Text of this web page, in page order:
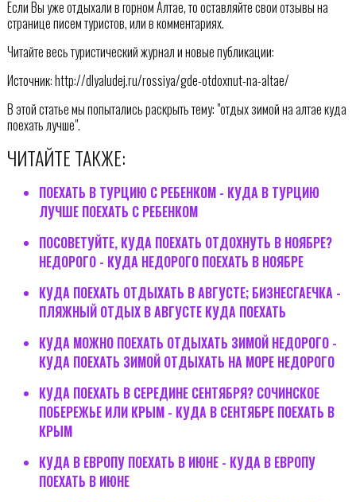
Если Вы уже отдыхали в горном Алтае, то оставляйте свои отзывы на
странице писем туристов, или в комментариях.
Читайте весь туристический журнал и новые публикации:
Источник: http://dlyaludej.ru/rossiya/gde-otdoxnut-na-altae/
В этой статье мы попытались раскрыть тему: "отдых зимой на алтае куда
поехать лучше".
ЧИТАЙТЕ ТАКЖЕ:
ПОЕХАТЬ В ТУРЦИЮ С РЕБЕНКОМ - КУДА В ТУРЦИЮ
ЛУЧШЕ ПОЕХАТЬ С РЕБЕНКОМ
ПОСОВЕТУЙТЕ, КУДА ПОЕХАТЬ ОТДОХНУТЬ В НОЯБРЕ?
НЕДОРОГО - КУДА НЕДОРОГО ПОЕХАТЬ В НОЯБРЕ
КУДА ПОЕХАТЬ ОТДЫХАТЬ В АВГУСТЕ; БИЗНЕСГАЕЧКА -
ПЛЯЖНЫЙ ОТДЫХ В АВГУСТЕ КУДА ПОЕХАТЬ
КУДА МОЖНО ПОЕХАТЬ ОТДЫХАТЬ ЗИМОЙ НЕДОРОГО -
КУДА ПОЕХАТЬ ЗИМОЙ ОТДЫХАТЬ НА МОРЕ НЕДОРОГО
КУДА ПОЕХАТЬ В СЕРЕДИНЕ СЕНТЯБРЯ? СОЧИНСКОЕ
ПОБЕРЕЖЬЕ ИЛИ КРЫМ - КУДА В СЕНТЯБРЕ ПОЕХАТЬ В
КРЫМ
КУДА В ЕВРОПУ ПОЕХАТЬ В ИЮНЕ - КУДА В ЕВРОПУ
ПОЕХАТЬ В ИЮНЕ